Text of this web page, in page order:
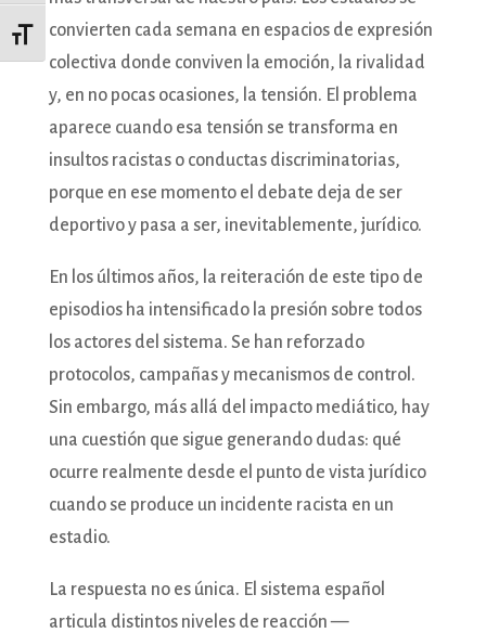
Alternar tamaño de letra
convierten cada semana en espacios de expresión
colectiva donde conviven la emoción, la rivalidad
y, en no pocas ocasiones, la tensión. El problema
aparece cuando esa tensión se transforma en
insultos racistas o conductas discriminatorias,
porque en ese momento el debate deja de ser
deportivo y pasa a ser, inevitablemente, jurídico.
En los últimos años, la reiteración de este tipo de
episodios ha intensificado la presión sobre todos
los actores del sistema. Se han reforzado
protocolos, campañas y mecanismos de control.
Sin embargo, más allá del impacto mediático, hay
una cuestión que sigue generando dudas: qué
ocurre realmente desde el punto de vista jurídico
cuando se produce un incidente racista en un
estadio.
La respuesta no es única. El sistema español
articula distintos niveles de reacción —